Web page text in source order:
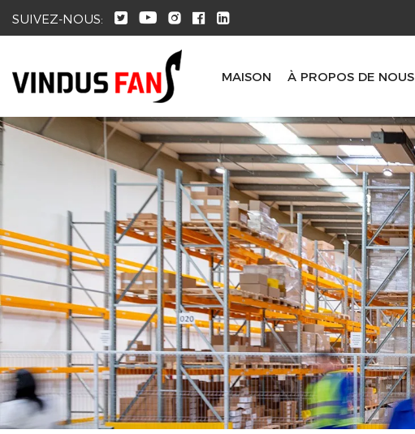
SUIVEZ-NOUS:
MAISON À PROPOS DE NOUS